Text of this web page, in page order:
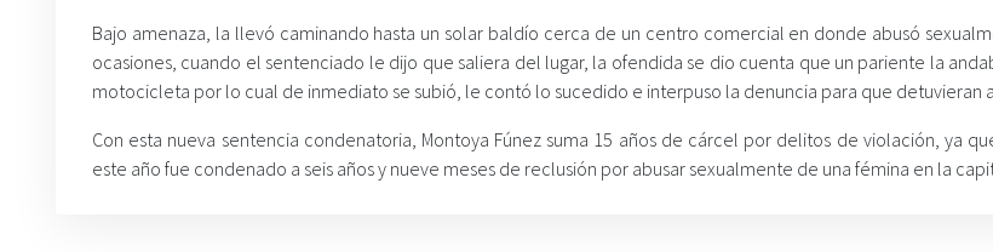
Bajo amenaza, la llevó caminando hasta un solar baldío cerca de un centro comercial en donde abusó
ocasiones, cuando el sentenciado le dijo que saliera del lugar, la ofendida se dio cuenta que un pariente la
motocicleta por lo cual de inmediato se subió, le contó lo sucedido e interpuso la denuncia para que detuvieran
Con esta nueva sentencia condenatoria, Montoya Fúnez suma 15 años de cárcel por delitos de violación, ya
este año fue condenado a seis años y nueve meses de reclusión por abusar sexualmente de una fémina en la